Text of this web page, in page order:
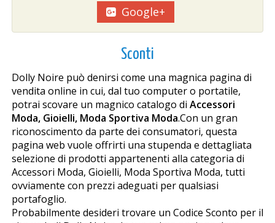
Google+
Sconti
Dolly Noire può definirsi come una magnifica pagina di
vendita online in cui, dal tuo computer o portatile,
potrai scovare un magnifico catalogo di Accessori
Moda, Gioielli, Moda Sportiva Moda.Con un gran
riconoscimento da parte dei consumatori, questa
pagina web vuole offrirti una stupenda e dettagliata
selezione di prodotti appartenenti alla categoria di
Accessori Moda, Gioielli, Moda Sportiva Moda, tutti
ovviamente con prezzi adeguati per qualsiasi
portafoglio.
Probabilmente desideri trovare un Codice Sconto per il